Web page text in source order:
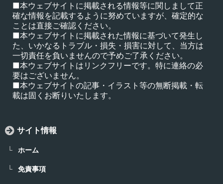
■本ウェブサイトに掲載される情報等に関しまして正
確な情報を記載するように努めていますが、確定的な
ことは直接ご確認ください。
■本ウェブサイトに掲載された情報に基づいて発生し
た、いかなるトラブル・損失・損害に対して、当方は
一切責任を負いませんので予めご了承ください。
■本ウェブサイトはリンクフリーです。特に連絡の必
要はございません。
■本ウェブサイトの記事・イラスト等の無断掲載・転
載は固くお断りいたします。
サイト情報
ホーム
免責事項